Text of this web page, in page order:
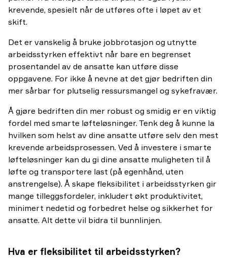
krevende, spesielt når de utføres ofte i løpet av et
skift.
Det er vanskelig å bruke jobbrotasjon og utnytte
arbeidsstyrken effektivt når bare en begrenset
prosentandel av de ansatte kan utføre disse
oppgavene. For ikke å nevne at det gjør bedriften din
mer sårbar for plutselig ressursmangel og sykefravær.
Å gjøre bedriften din mer robust og smidig er en viktig
fordel med smarte løfteløsninger. Tenk deg å kunne la
hvilken som helst av dine ansatte utføre selv den mest
krevende arbeidsprosessen. Ved å investere i smarte
løfteløsninger kan du gi dine ansatte muligheten til å
løfte og transportere last (på egenhånd, uten
anstrengelse). Å skape fleksibilitet i arbeidsstyrken gir
mange tilleggsfordeler, inkludert økt produktivitet,
minimert nedetid og forbedret helse og sikkerhet for
ansatte. Alt dette vil bidra til bunnlinjen.
Hva er fleksibilitet til arbeidsstyrken?